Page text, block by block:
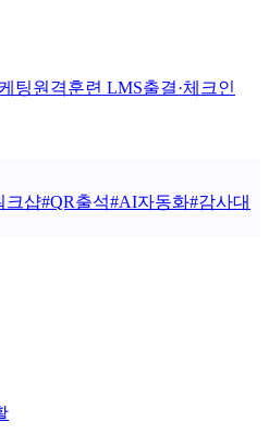
팅원격훈련 LMS출결·체크인
크샵#QR출석#AI자동화#감사대